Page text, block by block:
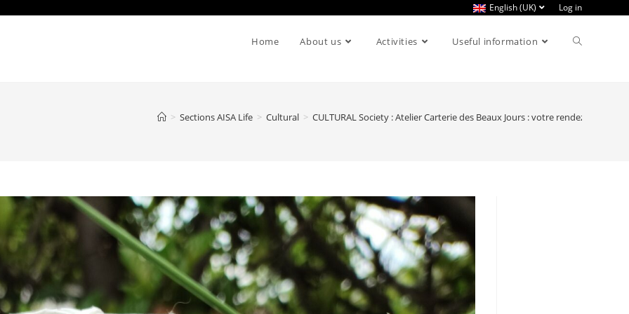
English (UK) Log in
Home About us Activities Useful information
> Sections AISA Life > Cultural > CULTURAL Society : Atelier Carterie des Beaux Jours : votre rendez-vous à